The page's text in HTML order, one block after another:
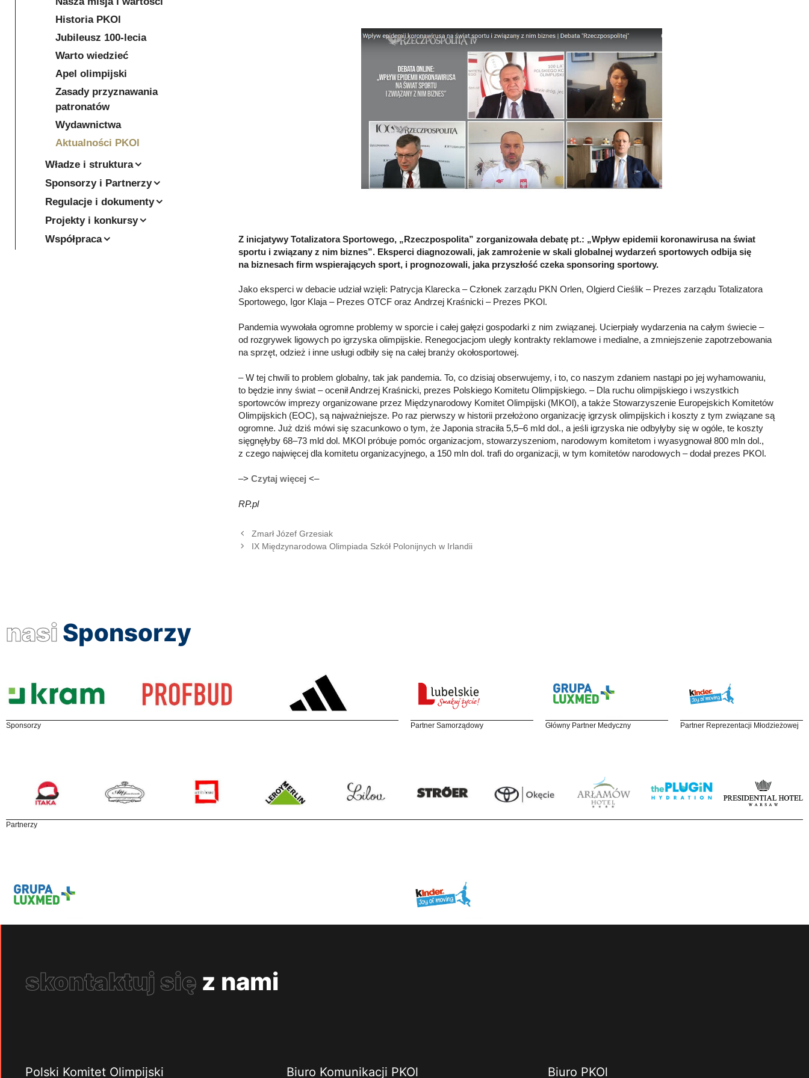
Z inicjatywy Totalizatora Sportowego, „Rzeczpospolita” zorganizowała debatę pt.: „Wpływ epidemii koronawirusa na świat
sportu i związany z nim biznes”. Eksperci diagnozowali, jak zamrożenie w skali globalnej wydarzeń sportowych odbija się
na biznesach firm wspierających sport, i prognozowali, jaka przyszłość czeka sponsoring sportowy.
Jako eksperci w debacie udział wzięli: Patrycja Klarecka – Członek zarządu PKN Orlen, Olgierd Cieślik – Prezes zarządu Totalizatora
Sportowego, Igor Klaja – Prezes OTCF oraz Andrzej Kraśnicki – Prezes PKOl.
Pandemia wywołała ogromne problemy w sporcie i całej gałęzi gospodarki z nim związanej. Ucierpiały wydarzenia na całym świecie –
od rozgrywek ligowych po igrzyska olimpijskie. Renegocjacjom uległy kontrakty reklamowe i medialne, a zmniejszenie zapotrzebowania
na sprzęt, odzież i inne usługi odbiły się na całej branży okołosportowej.
– W tej chwili to problem globalny, tak jak pandemia. To, co dzisiaj obserwujemy, i to, co naszym zdaniem nastąpi po jej wyhamowaniu,
to będzie inny świat – ocenił Andrzej Kraśnicki, prezes Polskiego Komitetu Olimpijskiego. – Dla ruchu olimpijskiego i wszystkich
sportowców imprezy organizowane przez Międzynarodowy Komitet Olimpijski (MKOl), a także Stowarzyszenie Europejskich Komitetów
Olimpijskich (EOC), są najważniejsze. Po raz pierwszy w historii przełożono organizację igrzysk olimpijskich i koszty z tym związane są
ogromne. Już dziś mówi się szacunkowo o tym, że Japonia straciła 5,5–6 mld dol., a jeśli igrzyska nie odbyłyby się w ogóle, te koszty
sięgnęłyby 68–73 mld dol. MKOl próbuje pomóc organizacjom, stowarzyszeniom, narodowym komitetom i wyasygnował 800 mln dol.,
z czego najwięcej dla komitetu organizacyjnego, a 150 mln dol. trafi do organizacji, w tym komitetów narodowych – dodał prezes PKOl.
–> Czytaj więcej <–
RP.pl
Zmarł Józef Grzesiak
IX Międzynarodowa Olimpiada Szkół Polonijnych w Irlandii
Historia PKOl
Jubileusz 100-lecia
Warto wiedzieć
Apel olimpijski
Zasady przyznawania
patronatów
Wydawnictwa
Aktualności PKOl
Władze i struktura
Sponsorzy i Partnerzy
Regulacje i dokumenty
Projekty i konkursy
Współpraca
nasi Sponsorzy
Sponsorzy Partner Samorządowy Główny Partner Medyczny Partner Reprezentacji Młodzieżowej
Partnerzy
skontaktuj się z nami
Polski Komitet Olimpijski Biuro Komunikacji PKOl Biuro PKOl